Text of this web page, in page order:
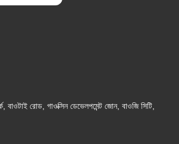
বাওটাই রোড, গাওক্সিন ডেভেলপমেন্ট জোন, বাওজি সিটি,